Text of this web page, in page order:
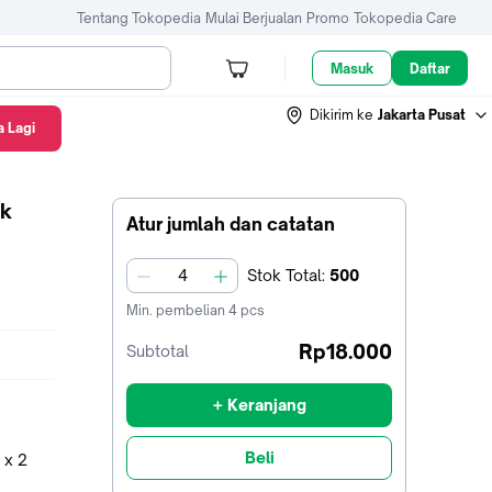
Tentang Tokopedia Mulai Berjualan Promo Tokopedia Care
Masuk Daftar
Dikirim ke Jakarta Pusat
Atur jumlah dan catatan
jumlah Stok Total: 500
Min. pembelian 4 pcs
Subtotal Rp18.000
+ Keranjang
Beli
x 2
Lagi